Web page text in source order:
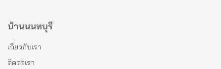
บ้านนนทบุรี
เกี่ยวกับเรา
ติดต่อเรา